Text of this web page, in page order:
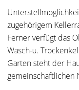
zugehörigem
Ferner verfügt das
Wasch-u.
Garten steht der
gemeinschaftlichen